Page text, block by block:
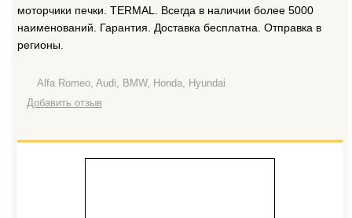
моторчики печки. TERMAL. Всегда в наличии более 5000
наименований. Гарантия. Доставка бесплатна. Отправка в
регионы.
Alfa Romeo, Audi, BMW, Honda, Hyundai
Добавить отзыв